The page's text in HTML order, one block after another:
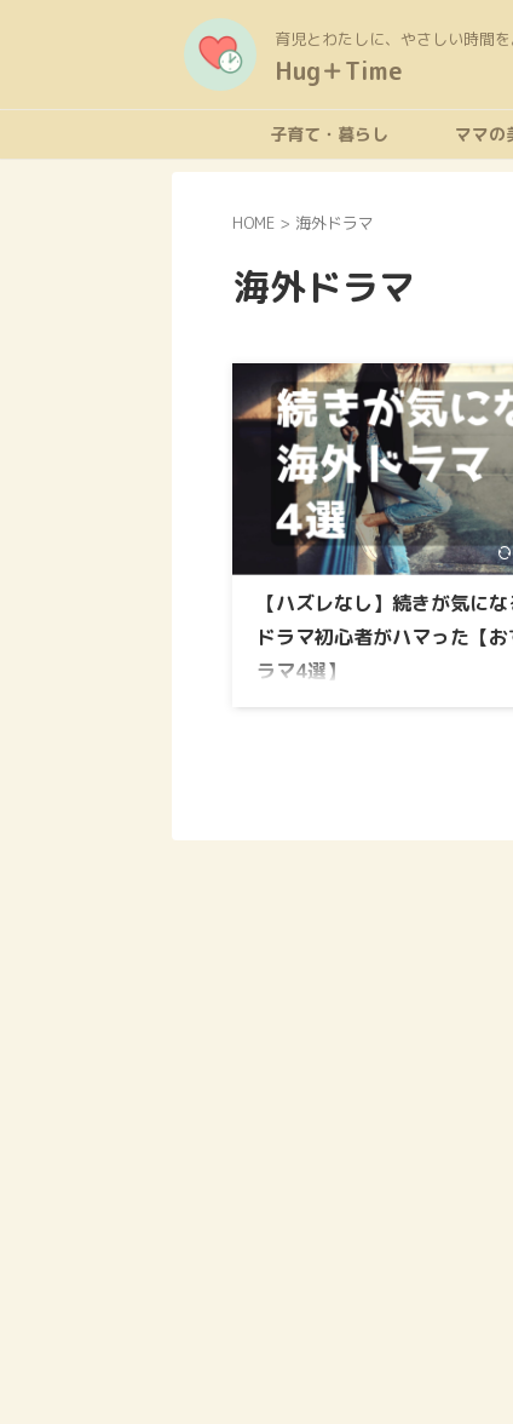
育児とわたしに、やさしい時間を
Hug＋Time
子育て・暮らし ママの
HOME > 海外ドラマ
海外ドラマ
【ハズレなし】続きが気に
ドラマ初心者がハマった【
ラマ4選】